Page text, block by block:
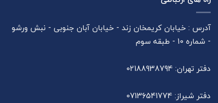
آدرس : خیابان کریمخان زند - خیابان آبان جنوبی - نبش ورشو
- شماره 10 - طبقه سوم
دفتر تهران: 02188938794
دفتر شیراز: 07136541774